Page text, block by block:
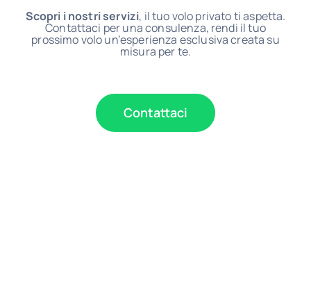
Scopri i nostri servizi, il tuo volo privato ti aspetta.
Contattaci per una consulenza, rendi il tuo
prossimo volo un’esperienza esclusiva creata su
misura per te.
Contattaci